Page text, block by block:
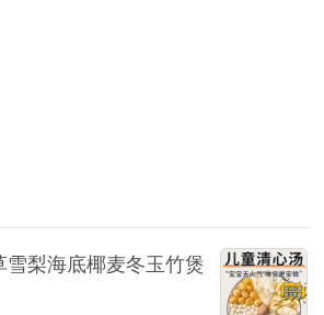
雪梨海底椰麦冬玉竹煲